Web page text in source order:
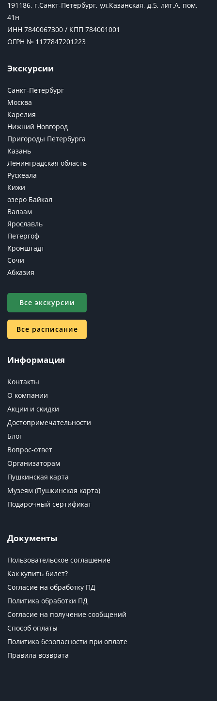
191186, г.Санкт-Петербург, ул.Казанская, д.5, лит.А, пом.
41н
ИНН 7840067300 / КПП 784001001
ОГРН № 1177847201223
Экскурсии
Санкт-Петербург
Москва
Карелия
Нижний Новгород
Пригороды Петербурга
Казань
Ленинградская область
Рускеала
Кижи
озеро Байкал
Валаам
Ярославль
Петергоф
Кронштадт
Сочи
Абхазия
Все экскурсии
Все расписание
Информация
Контакты
О компании
Акции и скидки
Достопримечательности
Блог
Вопрос-ответ
Организаторам
Пушкинская карта
Музеям (Пушкинская карта)
Подарочный сертификат
Документы
Пользовательское соглашение
Как купить билет?
Согласие на обработку ПД
Политика обработки ПД
Согласие на получение сообщений
Способ оплаты
Политика безопасности при оплате
Правила возврата